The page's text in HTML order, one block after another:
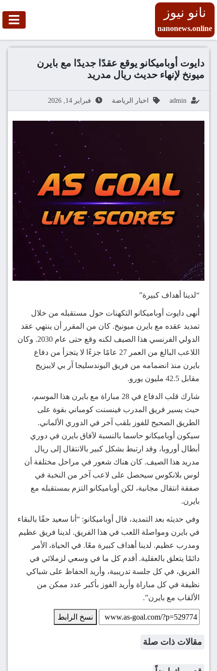
نانو نيوز
nanonews.online
دايوت أوباميكانو يوقع عقدًا جديدًا مع بايرن
ميونخ لإنهاء حديث ريال مدريد
admin اخبار الرياضة فبراير 14, 2026
“لدينا أهداف كبيرة”
أنهى دايوت أوباميكانو التكهنات حول مستقبله من خلال
تمديد عقده مع بايرن ميونيخ. كان من المقرر أن ينتهي عقد
الدولي الفرنسي هذا الصيف لكنه وقع حتى عام 2030. وكان
اللاعب البالغ من العمر 27 عامًا جزءًا لا يتجزأ من دفاع
بايرن منذ انضمامه من فريق البوندسليجا آر بي لايبزيج
مقابل 42.5 مليون يورو.
شارك قلب الدفاع في 28 مباراة مع بايرن هذا الموسم،
حيث يسير فريق المدرب فينسنت كومباني بقوة على
الطريق الصحيح للفوز بلقب آخر في الدوري الألماني.
سيكون أوباميكانو حاسما بالنسبة لآفاق بايرن في دوري
أبطال أوروبا، وقد ارتبط بشكل كبير بالانتقال إلى ريال
مدريد هذا الصيف. كان هناك شعور في مراحل مختلفة أن
لوس بلانكوس سيحصل على لاعب آخر من النخبة في
صفقة انتقال مجانية، لكن أوباميكانو التزم بمستقبله مع
بايرن.
وفي حديثه بعد التمديد، قال أوباميكانو: “أنا سعيد حقًا بالبقاء
في بايرن ومواصلة اللعب في هذا الفريق. لدينا فريق عظيم
ومدرب عظيم. لدينا أهداف كبيرة معًا. في الحياة، الأمر
دائمًا يتعلق بالعقلية. أقدم كل ما في وسعي لزملائي في
الفريق، في كل جلسة تدريبية، وأريد الحفاظ على شباكي
نظيفة في كل مباراة وأريد الفوز بأكبر عدد ممكن من
الألقاب مع بايرن”.
نسخ الرابط
مقالات ذات صلة